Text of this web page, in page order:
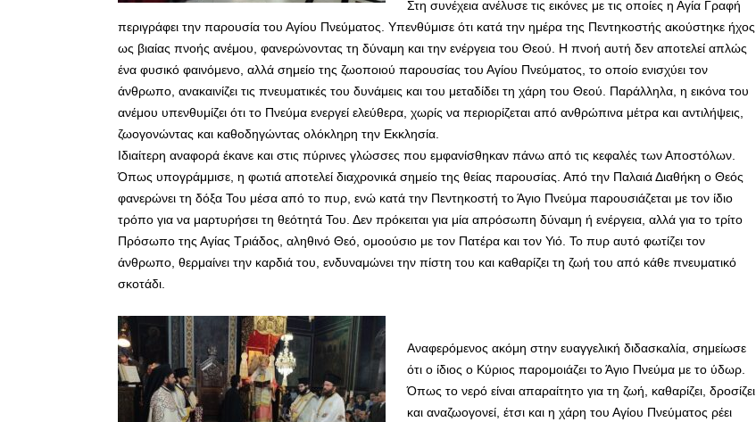
Στη συνέχεια ανέλυσε τις εικόνες με τις οποίες η Αγία Γραφή
περιγράφει την παρουσία του Αγίου Πνεύματος. Υπενθύμισε ότι κατά την ημέρα της Πεντηκοστής ακούστηκε ήχος
ως βιαίας πνοής ανέμου, φανερώνοντας τη δύναμη και την ενέργεια του Θεού. Η πνοή αυτή δεν αποτελεί απλώς
ένα φυσικό φαινόμενο, αλλά σημείο της ζωοποιού παρουσίας του Αγίου Πνεύματος, το οποίο ενισχύει τον
άνθρωπο, ανακαινίζει τις πνευματικές του δυνάμεις και του μεταδίδει τη χάρη του Θεού. Παράλληλα, η εικόνα του
ανέμου υπενθυμίζει ότι το Πνεύμα ενεργεί ελεύθερα, χωρίς να περιορίζεται από ανθρώπινα μέτρα και αντιλήψεις,
ζωογονώντας και καθοδηγώντας ολόκληρη την Εκκλησία.
Ιδιαίτερη αναφορά έκανε και στις πύρινες γλώσσες που εμφανίσθηκαν πάνω από τις κεφαλές των Αποστόλων.
Όπως υπογράμμισε, η φωτιά αποτελεί διαχρονικά σημείο της θείας παρουσίας. Από την Παλαιά Διαθήκη ο Θεός
φανερώνει τη δόξα Του μέσα από το πυρ, ενώ κατά την Πεντηκοστή το Άγιο Πνεύμα παρουσιάζεται με τον ίδιο
τρόπο για να μαρτυρήσει τη θεότητά Του. Δεν πρόκειται για μία απρόσωπη δύναμη ή ενέργεια, αλλά για το τρίτο
Πρόσωπο της Αγίας Τριάδος, αληθινό Θεό, ομοούσιο με τον Πατέρα και τον Υιό. Το πυρ αυτό φωτίζει τον
άνθρωπο, θερμαίνει την καρδιά του, ενδυναμώνει την πίστη του και καθαρίζει τη ζωή του από κάθε πνευματικό
σκοτάδι.
Αναφερόμενος ακόμη στην ευαγγελική διδασκαλία, σημείωσε
ότι ο ίδιος ο Κύριος παρομοιάζει το Άγιο Πνεύμα με το ύδωρ.
Όπως το νερό είναι απαραίτητο για τη ζωή, καθαρίζει, δροσίζει
και αναζωογονεί, έτσι και η χάρη του Αγίου Πνεύματος ρέει